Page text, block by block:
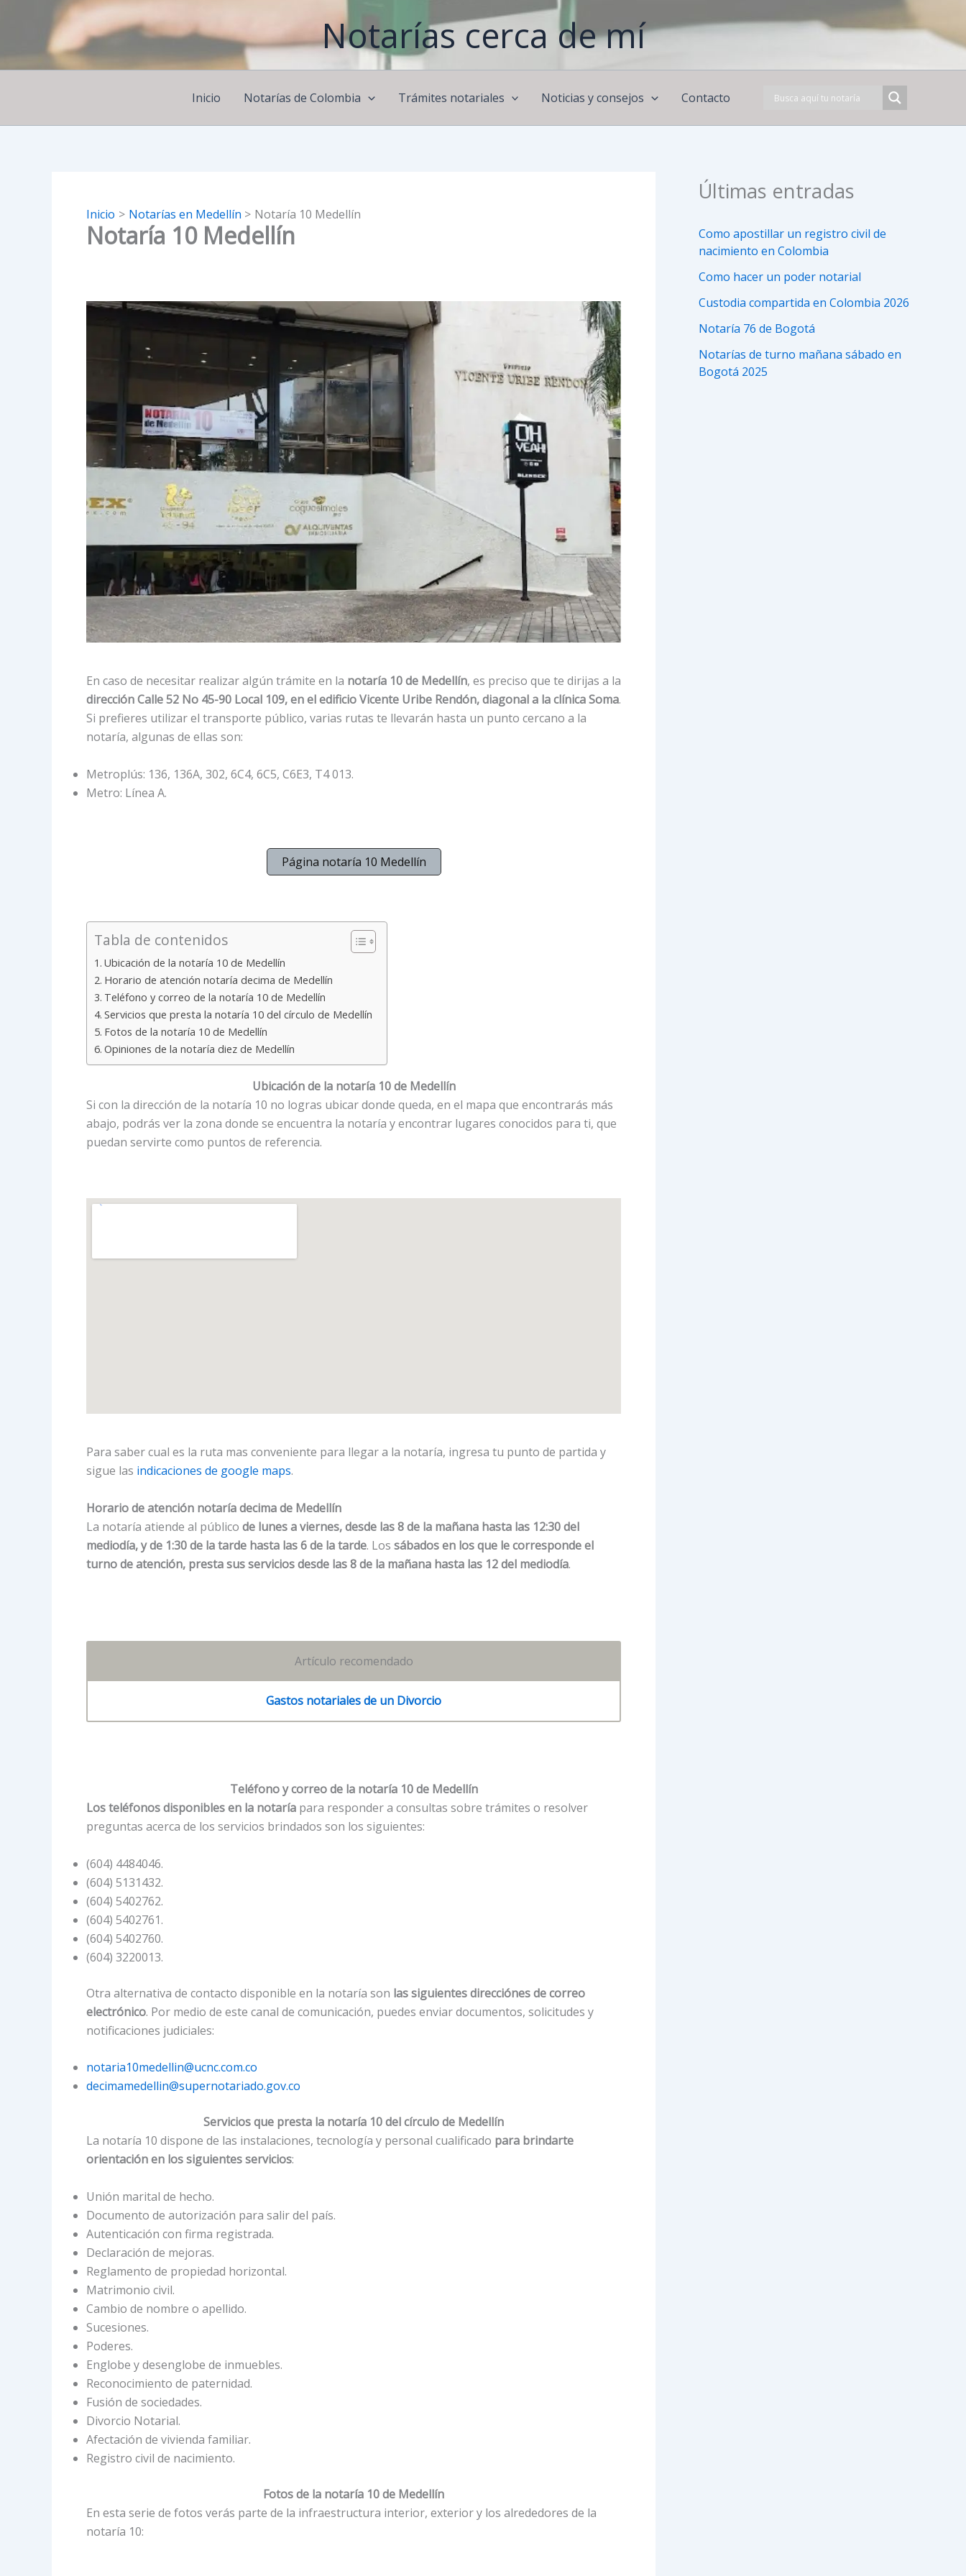
Notarías cerca de mí
Inicio Notarías de Colombia Trámites notariales Noticias y consejos Contacto
Inicio Notarías en Medellín Notaría 10 Medellín
Notaría 10 Medellín
En caso de necesitar realizar algún trámite en la notaría 10 de Medellín, es preciso que te dirijas a la
dirección Calle 52 No 45-90 Local 109, en el edificio Vicente Uribe Rendón, diagonal a la clínica Soma.
Si prefieres utilizar el transporte público, varias rutas te llevarán hasta un punto cercano a la
notaría, algunas de ellas son:
Metroplús: 136, 136A, 302, 6C4, 6C5, C6E3, T4 013.
Metro: Línea A.
Página notaría 10 Medellín
Tabla de contenidos
Ubicación de la notaría 10 de Medellín
Horario de atención notaría decima de Medellín
Teléfono y correo de la notaría 10 de Medellín
Servicios que presta la notaría 10 del círculo de Medellín
Fotos de la notaría 10 de Medellín
Opiniones de la notaría diez de Medellín
Ubicación de la notaría 10 de Medellín
Si con la dirección de la notaría 10 no logras ubicar donde queda, en el mapa que encontrarás más
abajo, podrás ver la zona donde se encuentra la notaría y encontrar lugares conocidos para ti, que
puedan servirte como puntos de referencia.
Para saber cual es la ruta mas conveniente para llegar a la notaría, ingresa tu punto de partida y
sigue las indicaciones de google maps.
Horario de atención notaría decima de Medellín
La notaría atiende al público de lunes a viernes, desde las 8 de la mañana hasta las 12:30 del
mediodía, y de 1:30 de la tarde hasta las 6 de la tarde. Los sábados en los que le corresponde el
turno de atención, presta sus servicios desde las 8 de la mañana hasta las 12 del mediodía.
Artículo recomendado
Gastos notariales de un Divorcio
Teléfono y correo de la notaría 10 de Medellín
Los teléfonos disponibles en la notaría para responder a consultas sobre trámites o resolver
preguntas acerca de los servicios brindados son los siguientes:
(604) 4484046.
(604) 5131432.
(604) 5402762.
(604) 5402761.
(604) 5402760.
(604) 3220013.
Otra alternativa de contacto disponible en la notaría son las siguientes direcciónes de correo
electrónico. Por medio de este canal de comunicación, puedes enviar documentos, solicitudes y
notificaciones judiciales:
notaria10medellin@ucnc.com.co
decimamedellin@supernotariado.gov.co
Servicios que presta la notaría 10 del círculo de Medellín
La notaría 10 dispone de las instalaciones, tecnología y personal cualificado para brindarte
orientación en los siguientes servicios:
Unión marital de hecho.
Documento de autorización para salir del país.
Autenticación con firma registrada.
Declaración de mejoras.
Reglamento de propiedad horizontal.
Matrimonio civil.
Cambio de nombre o apellido.
Sucesiones.
Poderes.
Englobe y desenglobe de inmuebles.
Reconocimiento de paternidad.
Fusión de sociedades.
Divorcio Notarial.
Afectación de vivienda familiar.
Registro civil de nacimiento.
Fotos de la notaría 10 de Medellín
En esta serie de fotos verás parte de la infraestructura interior, exterior y los alrededores de la
notaría 10:
Últimas entradas
Como apostillar un registro civil de
nacimiento en Colombia
Como hacer un poder notarial
Custodia compartida en Colombia 2026
Notaría 76 de Bogotá
Notarías de turno mañana sábado en
Bogotá 2025